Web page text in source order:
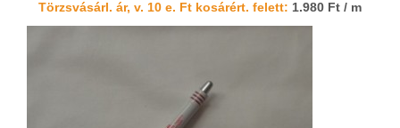
Törzsvásárl. ár, v. 10 e. Ft kosárért. felett: 1.980 Ft / m